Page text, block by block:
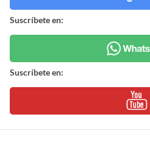
Suscríbete en:
Suscríbete en: